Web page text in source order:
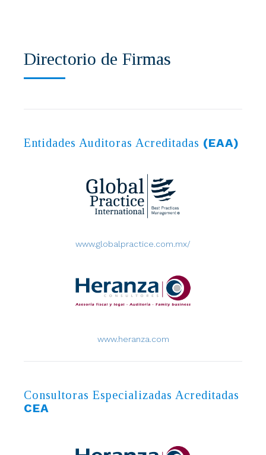
Directorio de Firmas
Entidades Auditoras Acreditadas (EAA)
www.globalpractice.com.mx/
www.heranza.com
Consultoras Especializadas Acreditadas
CEA